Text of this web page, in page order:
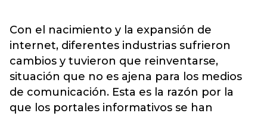
Con el nacimiento y la expansión de
internet, diferentes industrias sufrieron
cambios y tuvieron que reinventarse,
situación que no es ajena para los medios
de comunicación. Esta es la razón por la
que los portales informativos se han